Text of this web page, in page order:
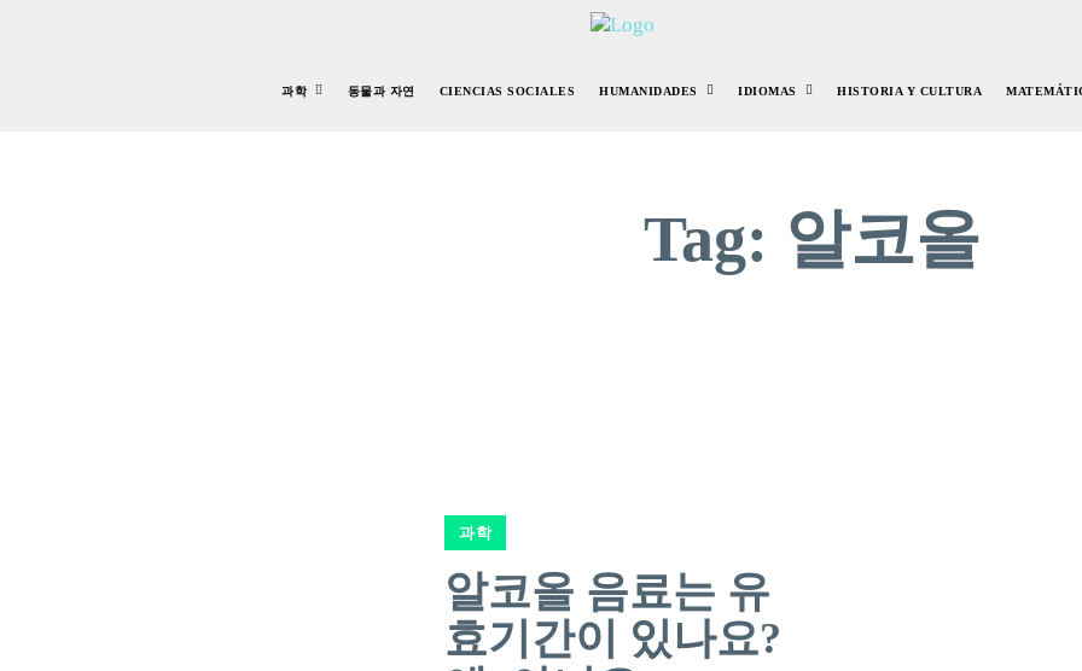
과학 동물과 자연 CIENCIAS SOCIALES HUMANIDADES IDIOMAS HISTORIA Y CULTURA
Tag: 알코올
과학
알코올 음료는 유
효기간이 있나요?